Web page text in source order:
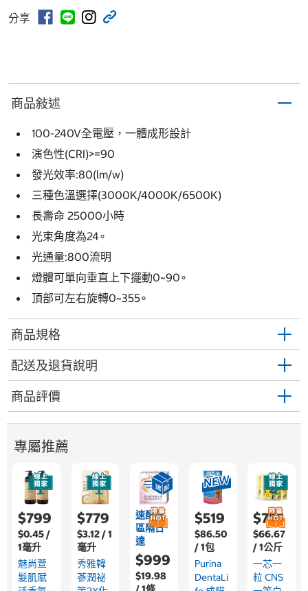
分享
商品敍述
100-240V全電壓，一體成形設計
演色性(CRI)>=90
發光效率:80(lm/w)
三種色溫選擇(3000K/4000K/6500K)
長壽命 25000小時
光束角度為24∘
光通量:800流明
燈體可單向垂直上下擺動0~90∘
頂部可左右旋轉0~355∘
商品規格
配送及退貨說明
商品評價
專屬推薦
$799
$0.45 /
1毫升
魅尚萱
髮肌賦
$779
$3.12 / 1
毫升
秀雅韓
蔘潤祕
速配限
區隔日
達
$999
$19.98
$519
$86.50
/ 1包
Purina
DentaLi
$755
$66.67
/ 1公斤
一芯一
粒 CNS